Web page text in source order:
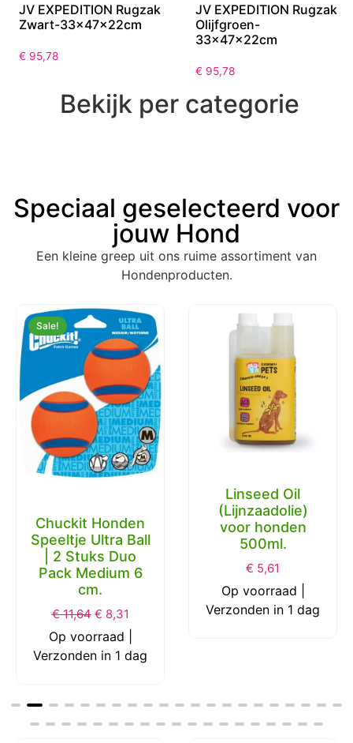
JV EXPEDITION Rugzak
Zwart-33x47x22cm
€ 95,78
JV EXPEDITION Rugzak
Olijfgroen-
33x47x22cm
€ 95,78
Bekijk per categorie
Speciaal geselecteerd voor
jouw Hond
Een kleine greep uit ons ruime assortiment van
Hondenproducten.
Sale!
Chuckit Honden
Speeltje Ultra Ball
| 2 Stuks Duo
Pack Medium 6
cm.
€11,64 € 8,31
Op voorraad |
Verzonden in 1 dag
Linseed Oil
(Lijnzaadolie)
voor honden
500ml.
€ 5,61
Op voorraad |
Verzonden in 1 dag